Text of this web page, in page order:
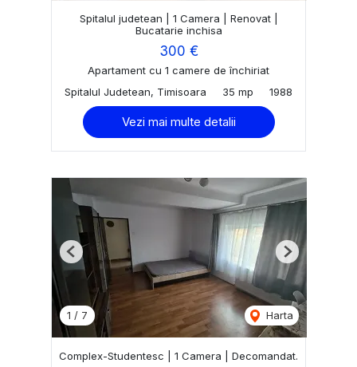
Spitalul judetean | 1 Camera | Renovat |
Bucatarie inchisa
300 €
Apartament cu 1 camere de închiriat
Spitalul Judetean, Timisoara
35 mp 1988
Vezi mai multe detalii
1 / 7 Harta
Previous Next
Complex-Studentesc | 1 Camera | Decomandat.